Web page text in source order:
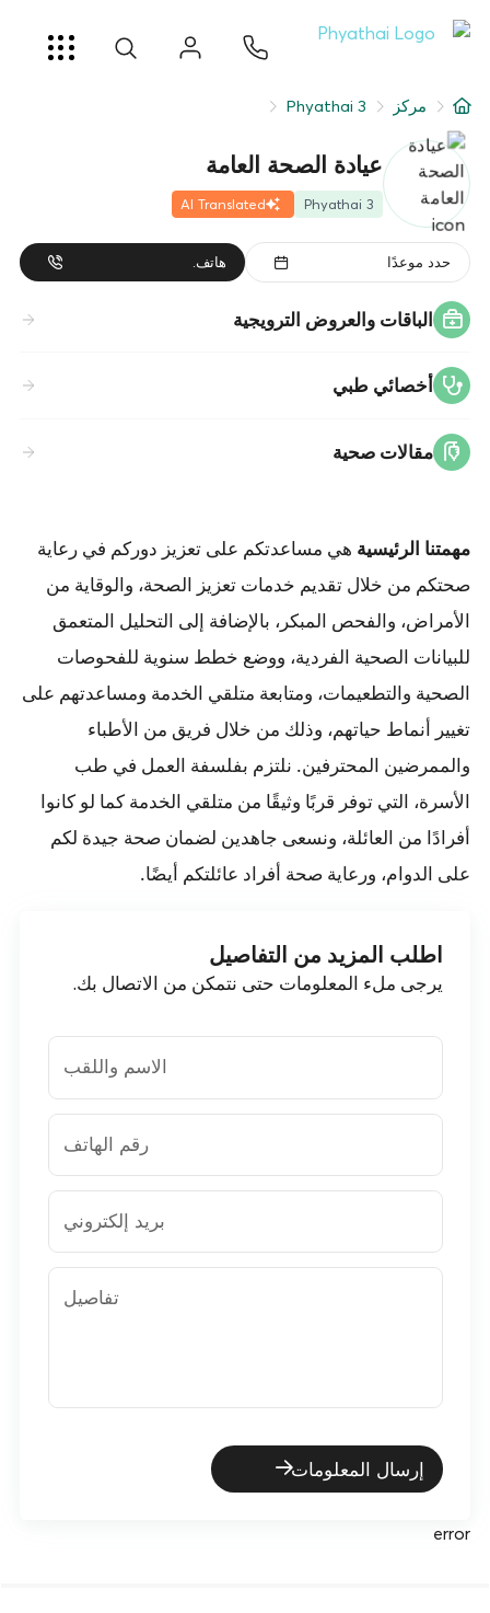
شرط
عن
فرع المستشفى
مركز Phyathai 3
عيادة الصحة العامة
Phyathai 3
AI Translated
حدد موعدًا هاتف.
الباقات والعروض الترويجية
أخصائي طبي
مقالات صحية
مهمتنا الرئيسية هي مساعدتكم على تعزيز دوركم في رعاية
صحتكم من خلال تقديم خدمات تعزيز الصحة، والوقاية من
الأمراض، والفحص المبكر، بالإضافة إلى التحليل المتعمق
للبيانات الصحية الفردية، ووضع خطط سنوية للفحوصات
الصحية والتطعيمات، ومتابعة متلقي الخدمة ومساعدتهم على
تغيير أنماط حياتهم، وذلك من خلال فريق من الأطباء
والممرضين المحترفين. نلتزم بفلسفة العمل في طب
الأسرة، التي توفر قربًا وثيقًا من متلقي الخدمة كما لو كانوا
أفرادًا من العائلة، ونسعى جاهدين لضمان صحة جيدة لكم
على الدوام، ورعاية صحة أفراد عائلتكم أيضًا.
اطلب المزيد من التفاصيل
يرجى ملء المعلومات حتى نتمكن من الاتصال بك.
الاسم واللقب
رقم الهاتف
بريد إلكتروني
تفاصيل
إرسال المعلومات
error